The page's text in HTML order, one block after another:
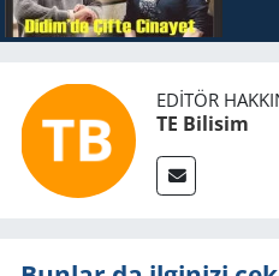
EDITÖR
TE Bilisim